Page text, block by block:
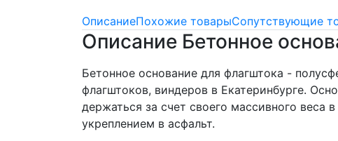
ОписаниеПохожие товарыСопутствующие
Описание Бетонное
Бетонное основание для флагштока -
флагштоков, виндеров в Екатеринбурге.
держаться за счет своего массивного
укреплением в асфальт.